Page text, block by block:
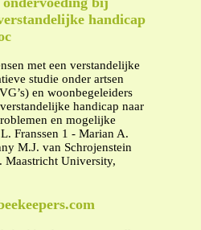
handicap
met een verstandelijke
studie onder artsen
en woonbegeleiders
handicap naar
en mogelijke
Franssen 1 - Marian A.
M.J. van Schrojenstein
Maastricht University,